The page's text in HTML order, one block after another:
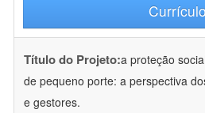
Currículo
Título do Projeto:a proteção
de pequeno porte: a perspectiva
e gestores.